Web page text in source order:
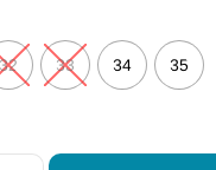
32 33 34 35